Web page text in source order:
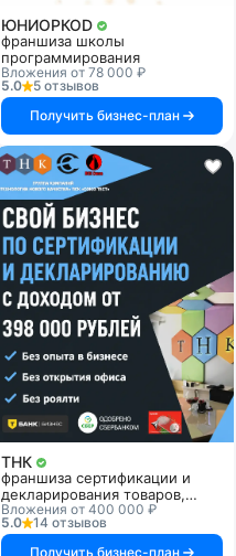
ЮНИОРКОD
франшиза школы
программирования
Вложения от 78 000 ₽
5.0
5 отзывов
Получить бизнес-план
ТНК
франшиза сертификации и
декларирования товаров,
продукции и услуг
Вложения от 400 000 ₽
5.0
14 отзывов
Получить бизнес-план